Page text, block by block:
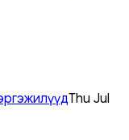
Thu Jul